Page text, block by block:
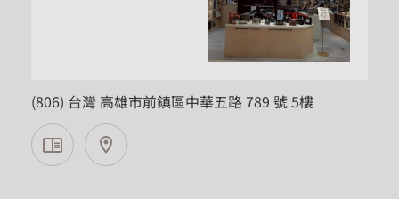
(806) 台灣 高雄市前鎮區中華五路 789 號 5樓